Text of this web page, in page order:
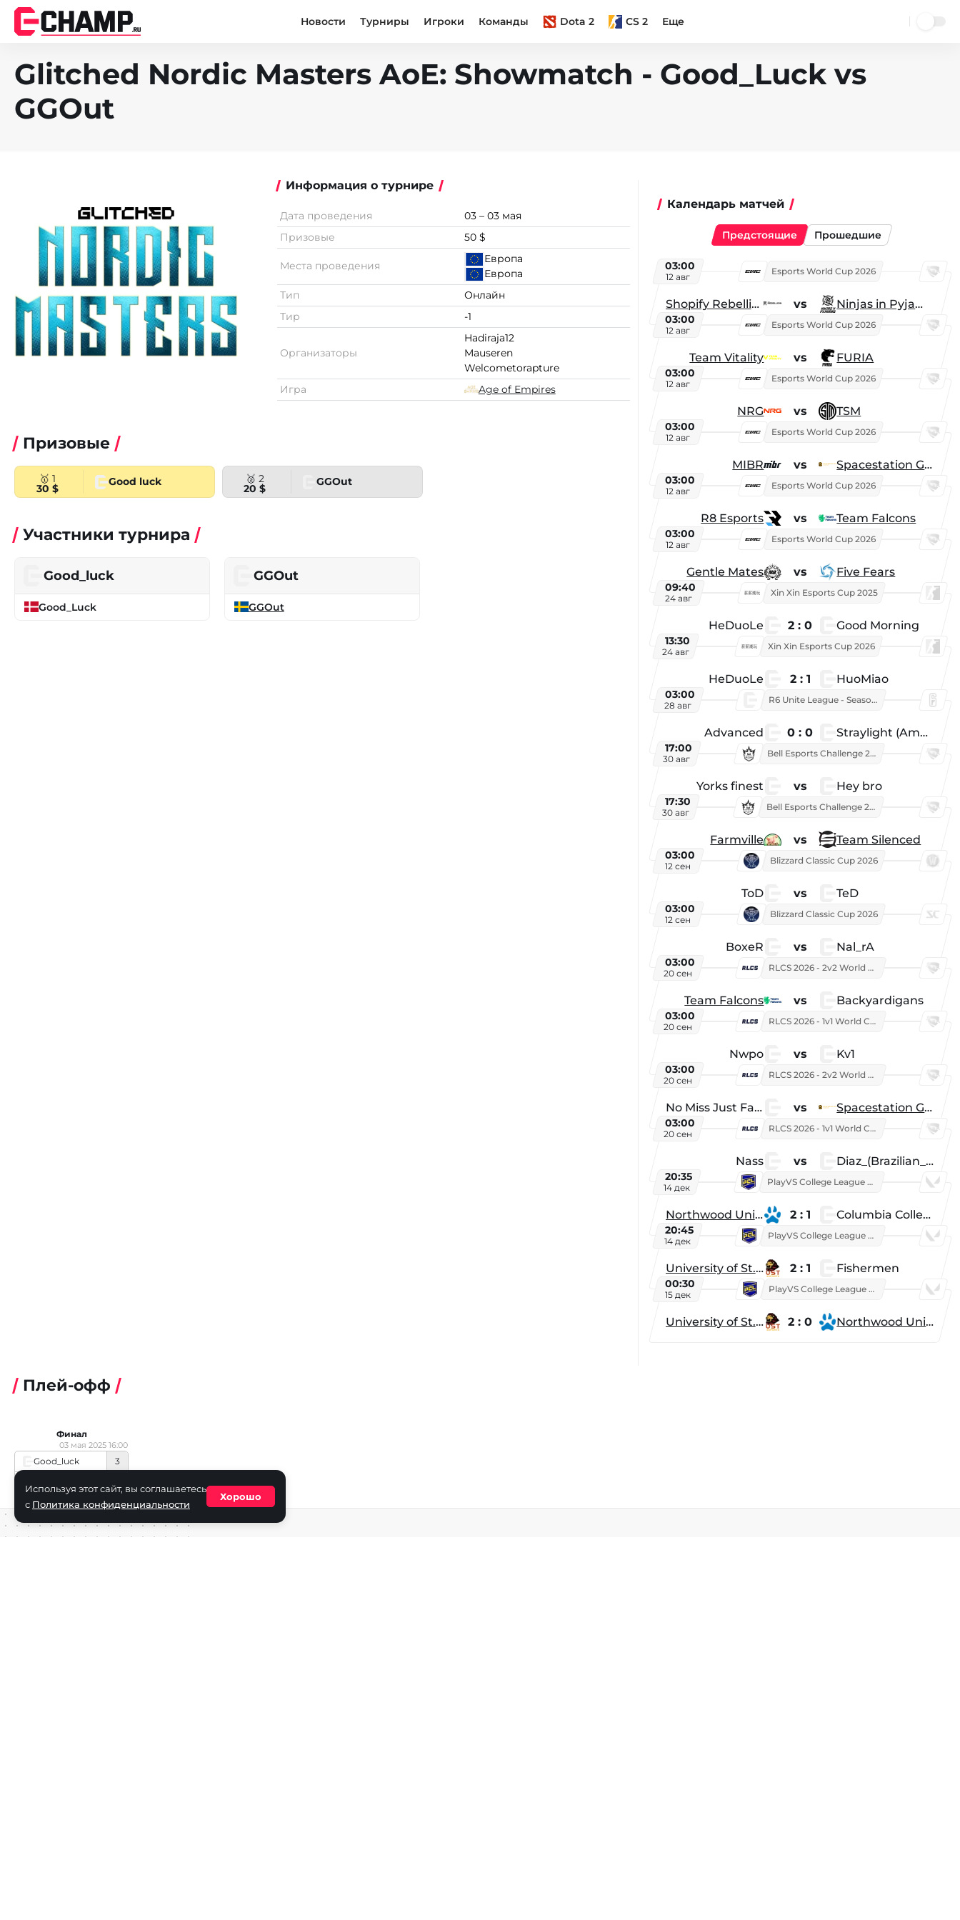
Новости Турниры Игроки Команды Dota 2 CS 2 Еще
Glitched Nordic Masters AoE: Showmatch - Good_Luck vs
GGOut
Информация о турнире
Дата проведения
03 – 03 мая
Призовые
50 $
Места проведения
Европа
Европа
Тип
Онлайн
Тир
-1
Организаторы
Hadiraja12
Mauseren
Welcometorapture
Игра
Age of Empires
Призовые
🥇 1
30 $
Good luck 🥈 2
20 $
GGOut
Участники турнира
Good_luck
Good_Luck
GGOut
GGOut
Календарь матчей
Предстоящие Прошедшие
03:00
12 авг
Esports World Cup 2026
Shopify Rebellion vs Ninjas in Pyjamas
03:00
12 авг
Esports World Cup 2026
Team Vitality vs FURIA
03:00
12 авг
Esports World Cup 2026
NRG vs TSM
03:00
12 авг
Esports World Cup 2026
MIBR vs Spacestation Gaming
03:00
12 авг
Esports World Cup 2026
R8 Esports vs Team Falcons
03:00
12 авг
Esports World Cup 2026
Gentle Mates vs Five Fears
09:40
24 авг
Xin Xin Esports Cup 2025
HeDuoLe 2 : 0 Good Morning
13:30
24 авг
Xin Xin Esports Cup 2026
HeDuoLe 2 : 1 HuoMiao
03:00
28 авг
R6 Unite League - Season 1
Advanced 0 : 0 Straylight (American team)
17:00
30 авг
Bell Esports Challenge 2026
Yorks finest vs Hey bro
17:30
30 авг
Bell Esports Challenge 2026
Farmville vs Team Silenced
03:00
12 сен
Blizzard Classic Cup 2026
ToD vs TeD
03:00
12 сен
Blizzard Classic Cup 2026
BoxeR vs Nal_rA
03:00
20 сен
RLCS 2026 - 2v2 World Championship
Team Falcons vs Backyardigans
03:00
20 сен
RLCS 2026 - 1v1 World Championship
Nwpo vs Kv1
03:00
20 сен
RLCS 2026 - 2v2 World Championship
No Miss Just Fake vs Spacestation Gaming
03:00
20 сен
RLCS 2026 - 1v1 World Championship
Nass vs Diaz_(Brazilian_Player)
20:35
14 дек
PlayVS College League 2025: Fall
Northwood University 2 : 1 Columbia College
20:45
14 дек
PlayVS College League 2025: Fall
University of St. Thomas 2 : 1 Fishermen
00:30
15 дек
PlayVS College League 2025: Fall
University of St. Thomas 2 : 0 Northwood University
Плей-офф
Good_luck
3
03 мая 2025 16:00
Финал
Используя этот сайт, вы соглашаетесь
с Политика конфиденциальности
Хорошо